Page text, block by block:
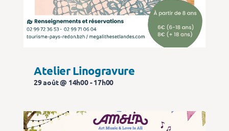
Atelier Linogravure
29 août @ 14h00-17h00